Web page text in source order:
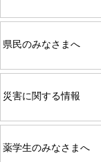
県民のみなさまへ
災害に関する情報
薬学生のみなさまへ